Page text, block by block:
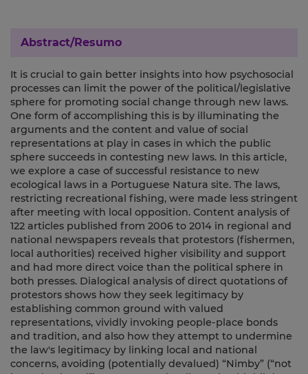
Abstract/Resumo
It is crucial to gain better insights into how psychosocial
processes can limit the power of the political/legislative
sphere for promoting social change through new laws.
One form of accomplishing this is by illuminating the
arguments and the content and value of social
representations at play in cases in which the public
sphere succeeds in contesting new laws. In this article,
we explore a case of successful resistance to new
ecological laws in a Portuguese Natura site. The laws,
restricting recreational fishing, were made less stringent
after meeting with local opposition. Content analysis of
122 articles published from 2006 to 2014 in regional and
national newspapers reveals that protestors (fishermen,
local authorities) received higher visibility and support
and had more direct voice than the political sphere in
both presses. Dialogical analysis of direct quotations of
protestors shows how they seek legitimacy by
establishing common ground with valued
representations, vividly invoking people-place bonds
and tradition, and also how they attempt to undermine
the law's legitimacy by linking local and national
concerns, avoiding (potentially devalued) “Nimby” (“not